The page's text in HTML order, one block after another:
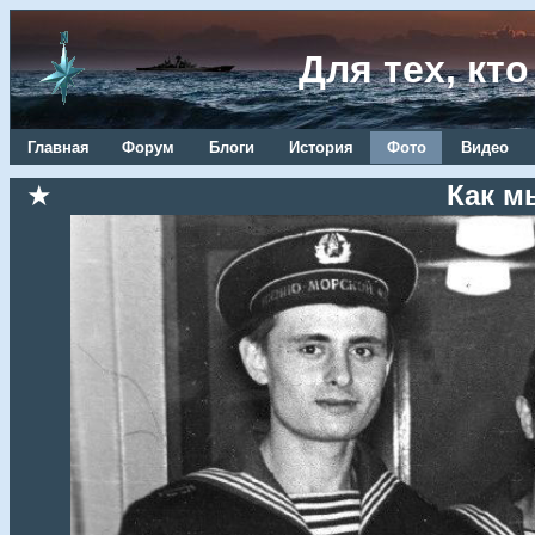
Для тех,
Главная Форум Блоги История Фото Видео
★ Как